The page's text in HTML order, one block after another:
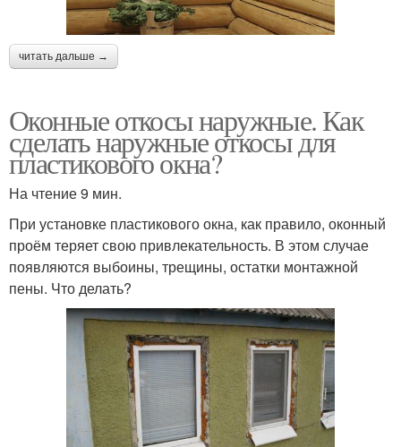
читать дальше →
Оконные откосы наружные. Как
сделать наружные откосы для
пластикового окна?
На чтение 9 мин.
При установке пластикового окна, как правило, оконный
проём теряет свою привлекательность. В этом случае
появляются выбоины, трещины, остатки монтажной
пены. Что делать?